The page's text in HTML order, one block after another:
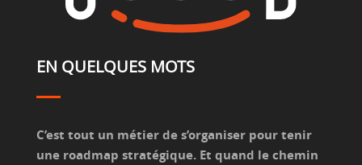
EN QUELQUES MOTS
C’est tout un métier de s’organiser pour tenir
une roadmap stratégique. Et quand le chemin